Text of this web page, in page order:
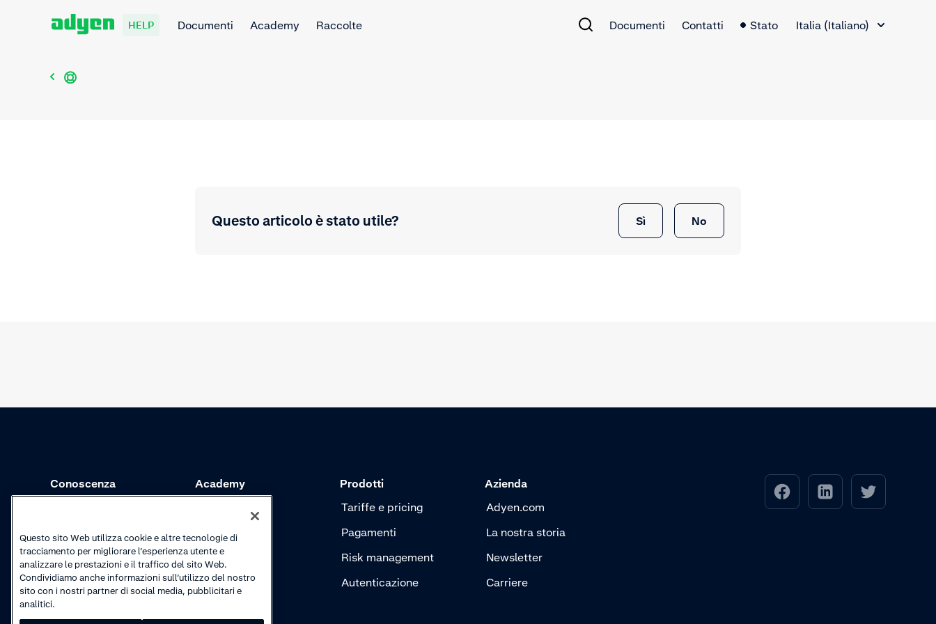
HELP Documenti Academy Raccolte Documenti Contatti Stato
Italia (Italiano)
Questo articolo è stato utile? Sì No
Conoscenza
Aggiornamenti sui
prodotti
Academy
Video tutorial
Prodotti
Tariffe e pricing
Pagamenti
Risk management
Autenticazione
Azienda
Adyen.com
La nostra storia
Newsletter
Carriere
Questo sito Web utilizza cookie e altre tecnologie di
tracciamento per migliorare l’esperienza utente e
analizzare le prestazioni e il traffico del sito Web.
Condividiamo anche informazioni sull’utilizzo del nostro
sito con i nostri partner di social media, pubblicitari e
analitici.